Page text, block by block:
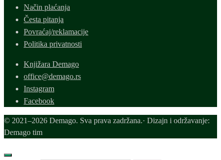
Način plaćanja
Česta pitanja
Povraćaj/reklamacije
Politika privatnosti
Knjižara Demago
office@demago.rs
Instagram
Facebook
© 2021–2026 Demago. Sva prava zadržana.· Dizajn i održavanje:
Demago tim